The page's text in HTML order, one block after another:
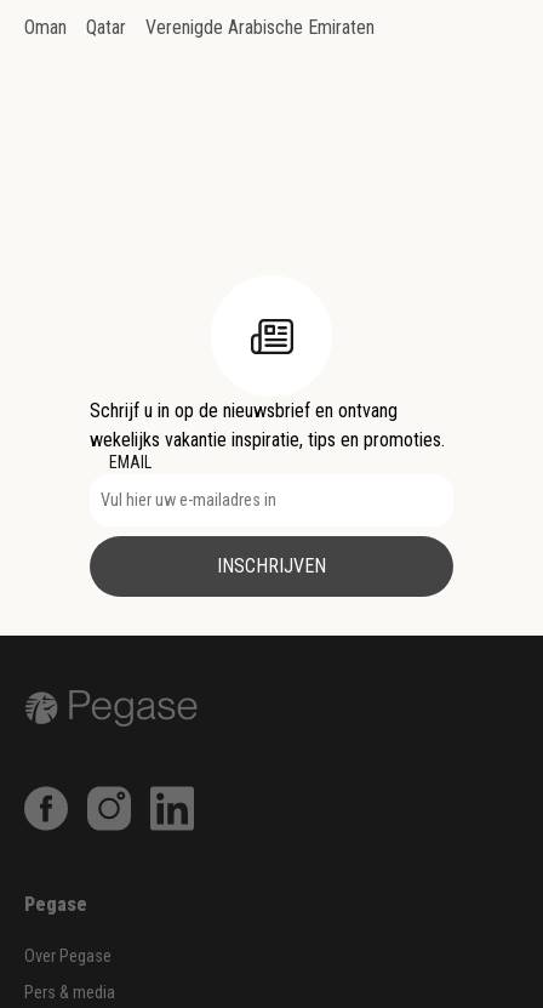
Oman
Qatar Verenigde Arabische Emiraten
Schrijf u in op de nieuwsbrief en ontvang
wekelijks vakantie inspiratie, tips en promoties.
EMAIL
INSCHRIJVEN
Pegase
Over Pegase
Pers & media